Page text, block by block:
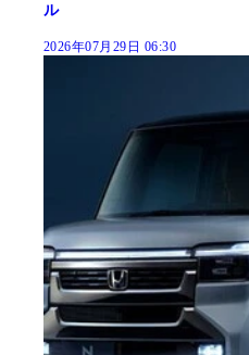
ル
2026年07月29日 06:30